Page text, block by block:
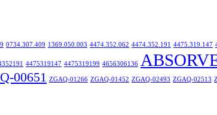
0734.307.409 1369.050.003 4474.352.062 4474.352.191 4475.319.147
4475319147 4475319199 4656306136
00651 ZGAQ-01266 ZGAQ-01452 ZGAQ-02493 ZGAQ-02513